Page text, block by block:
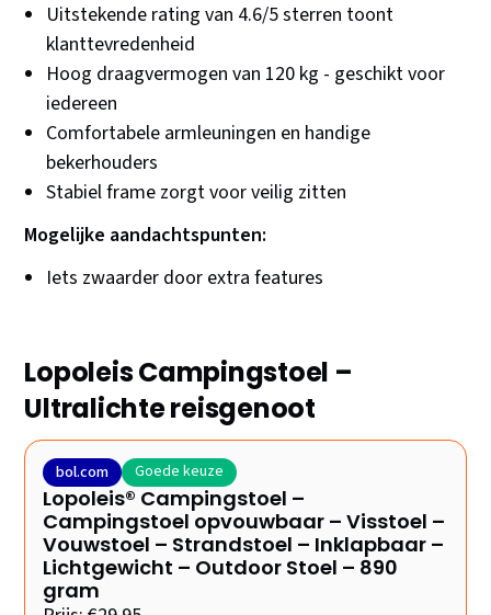
Uitstekende rating van 4.6/5 sterren toont
klanttevredenheid
Hoog draagvermogen van 120 kg - geschikt voor
iedereen
Comfortabele armleuningen en handige
bekerhouders
Stabiel frame zorgt voor veilig zitten
Mogelijke aandachtspunten:
Iets zwaarder door extra features
Lopoleis Campingstoel –
Ultralichte reisgenoot
bol.com Goede keuze
Lopoleis® Campingstoel –
Campingstoel opvouwbaar – Visstoel –
Vouwstoel – Strandstoel – Inklapbaar –
Lichtgewicht – Outdoor Stoel – 890
gram